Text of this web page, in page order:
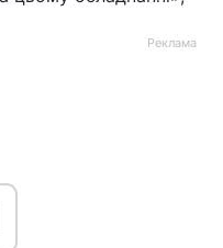
Реклама